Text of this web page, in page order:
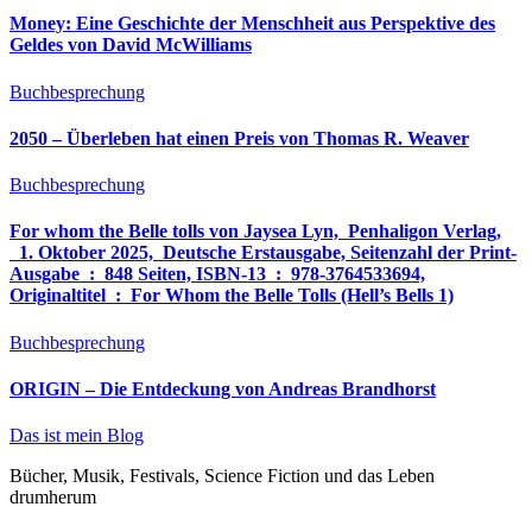
Money: Eine Geschichte der Menschheit aus Perspektive des
Geldes von David McWilliams
Buchbesprechung
2050 – Überleben hat einen Preis von Thomas R. Weaver
Buchbesprechung
For whom the Belle tolls von Jaysea Lyn, ‎ Penhaligon Verlag,
‎ 1. Oktober 2025, ‎ Deutsche Erstausgabe, Seitenzahl der Print-
Ausgabe ‏ : ‎ 848 Seiten, ISBN-13 ‏ : ‎ 978-3764533694,
Originaltitel ‏ : ‎ For Whom the Belle Tolls (Hell’s Bells 1)
Buchbesprechung
ORIGIN – Die Entdeckung von Andreas Brandhorst
Das ist mein Blog
Bücher, Musik, Festivals, Science Fiction und das Leben
drumherum